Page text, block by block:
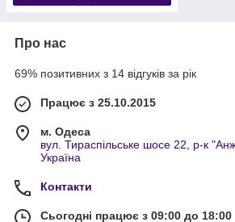
Про нас
69% позитивних з 14 відгуків за рік
Працює з 25.10.2015
м. Одеса
вул. Тираспільське шосе 22, р-к
Україна
Контакти
Сьогодні працює з 09:00 до 18:00